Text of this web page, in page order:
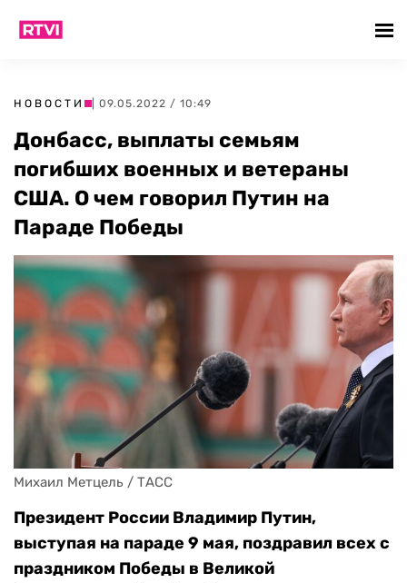
НОВОСТИ | 09.05.2022 / 10:49
Донбасс, выплаты семьям
погибших военных и ветераны
США. О чем говорил Путин на
Параде Победы
Михаил Метцель / ТАСС
Президент России Владимир Путин,
выступая на параде 9 мая, поздравил всех с
праздником Победы в Великой